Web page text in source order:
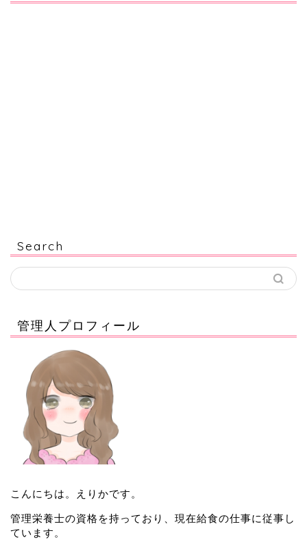
Search
管理人プロフィール
こんにちは。えりかです。
管理栄養士の資格を持っており、現在給食の仕事に従事し
ています。